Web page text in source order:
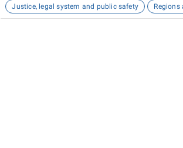
Justice, legal system and public safety
Regions